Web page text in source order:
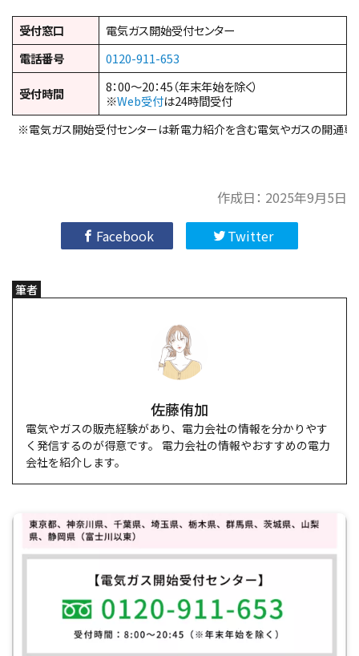
受付窓口
電気ガス開始受付センター
電話番号
0120-911-653
受付時間
8：00～20：45（年末年始を除く）
※Web受付は24時間受付
※電気ガス開始受付センターは新電力紹介を含む電気やガスの開通専
作成日： 2025年9月5日
Facebook
Twitter
筆者
佐藤侑加
電気やガスの販売経験があり、電力会社の情報を分かりやす
く発信するのが得意です。 電力会社の情報やおすすめの電力
会社を紹介します。